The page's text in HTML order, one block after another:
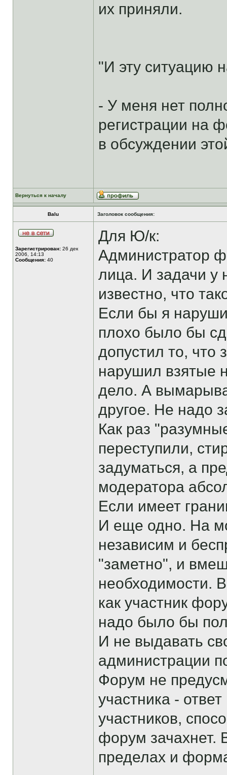
их приняли.
"И эту ситуацию
- У меня нет
регистрации на
в обсуждении
Вернуться к началу
Balu Заголовок сообщения:
Зарегистрирован: 26 дек
2006, 14:13
Сообщения: 40
Для Ю/к:
Администратор
лица. И задачи у
известно, что
Если бы я
плохо было бы
допустил то,
нарушил взятые
дело. А
другое. Не надо
Как раз
переступили,
задуматься, а
модератора
Если имеет
И еще одно. На
независим и
"заметно", и
необходимости.
как участник
надо было бы
И не выдавать
администрации
Форум не
участника -
участников,
форум зачахнет.
пределах и